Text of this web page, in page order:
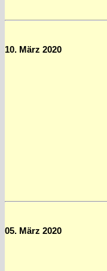
10. März 2020
05. März 2020